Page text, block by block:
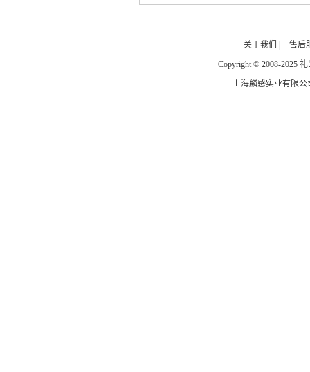
关于我们
售后
Copyright © 2008-2025
上海麟感实业有限